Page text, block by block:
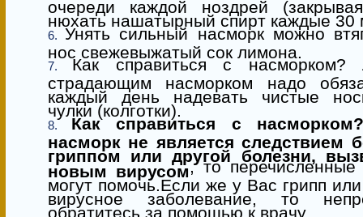
очереди каждой ноздрей
нюхать нашатырный спирт каждые 30
Унять сильный насморк можно
нос свежевыжатый сок лимона.
Как справиться с насморком?
страдающим насморком надо
каждый день надевать чистые
чулки (колготки).
Как справиться с
насморк не является следствием
гриппом или другой болезни,
новым вирусом, то перечисленные
могут помочь.Если же у Вас грипп или
вирусное заболевание, то
обратитесь за помощью к врачу.